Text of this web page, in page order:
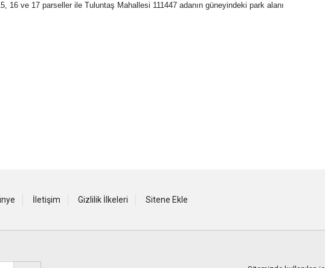
16 ve 17 parseller ile Tuluntaş Mahallesi 111447 adanın güneyindeki park alanı
İletişim Gizlilik İlkeleri Sitene Ekle